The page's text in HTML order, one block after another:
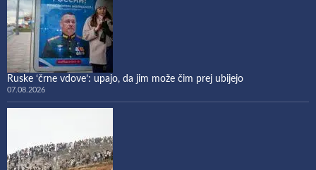
Ruske ‘črne vdove’: upajo, da jim može čim prej ubijejo
07.08.2026